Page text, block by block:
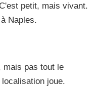
petit, mais vivant.
Naples.
mais pas tout le
joue.